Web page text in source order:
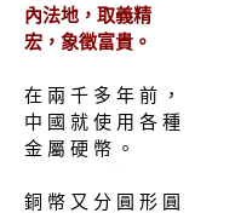
內法地，取義精
宏，象徵富貴。
在 兩 千 多 年 前 ，
中 國 就 使 用 各 種
金 屬 硬 幣 。
銅 幣 又 分 圓 形 圓